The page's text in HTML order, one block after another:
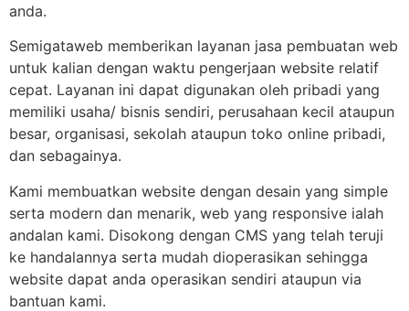
anda.
Semigataweb memberikan layanan jasa pembuatan web
untuk kalian dengan waktu pengerjaan website relatif
cepat. Layanan ini dapat digunakan oleh pribadi yang
memiliki usaha/ bisnis sendiri, perusahaan kecil ataupun
besar, organisasi, sekolah ataupun toko online pribadi,
dan sebagainya.
Kami membuatkan website dengan desain yang simple
serta modern dan menarik, web yang responsive ialah
andalan kami. Disokong dengan CMS yang telah teruji
ke handalannya serta mudah dioperasikan sehingga
website dapat anda operasikan sendiri ataupun via
bantuan kami.